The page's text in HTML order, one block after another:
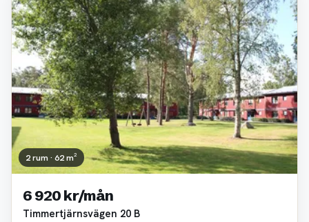
2 rum · 62 m²
6 920 kr/mån
Timmertjärnsvägen 20 B